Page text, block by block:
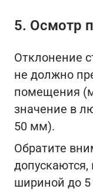
5. Осмотр
Отклонение
не должно
помещения
значение в
50 мм).
Обратите
шириной до